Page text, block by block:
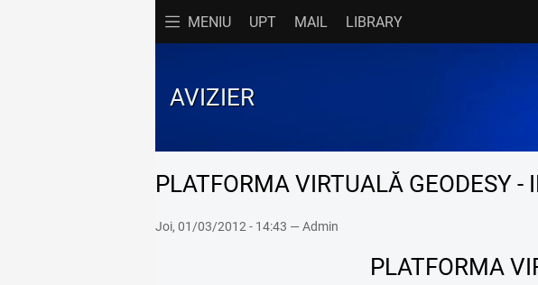
MENIU UPT MAIL LIBRARY
Acasă
Documente
Practică
AVIZIER
PLATFORMA VIRTUALĂ GEODESY -
Joi, 01/03/2012 - 14:43 — Admin
PLATFORMA